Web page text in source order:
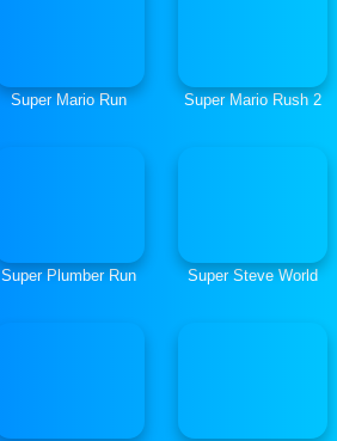
Super Mario Run Super Mario Rush 2
Super Plumber Run Super Steve World